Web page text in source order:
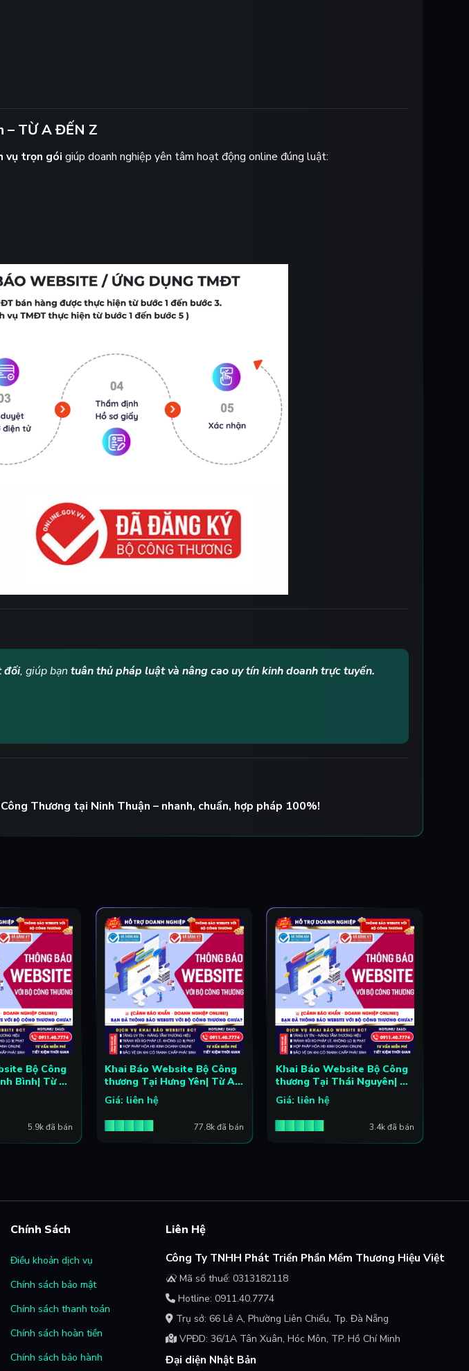
– TỪ A ĐẾN Z
vụ trọn gói giúp doanh nghiệp yên tâm hoạt động online đúng luật:
đối, giúp bạn tuân thủ pháp luật và nâng cao uy tín kinh doanh trực tuyến.
Thương tại Ninh Thuận – nhanh, chuẩn, hợp pháp 100%!
Bộ Công
Bình| Từ A-
5.9k đã bán
Khai Báo Website Bộ Công
thương Tại Hưng Yên| Từ A-
Z
Giá: liên hệ
77.8k đã bán
Khai Báo Website Bộ Công
thương Tại Thái Nguyên| Từ
A-Z
Giá: liên hệ
3.4k đã bán
Chính Sách
Điều khoản dịch vụ
Chính sách bảo mật
Chính sách thanh toán
Chính sách hoàn tiền
Chính sách bảo hành
Liên Hệ
Công Ty TNHH Phát Triển Phần Mềm Thương Hiệu Việt
Mã số thuế: 0313182118
Hotline: 0911.40.7774
Trụ sở: 66 Lê A, Phường Liên Chiểu, Tp. Đà Nẵng
VPĐD: 36/1A Tân Xuân, Hóc Môn, TP. Hồ Chí Minh
Đại diện Nhật Bản